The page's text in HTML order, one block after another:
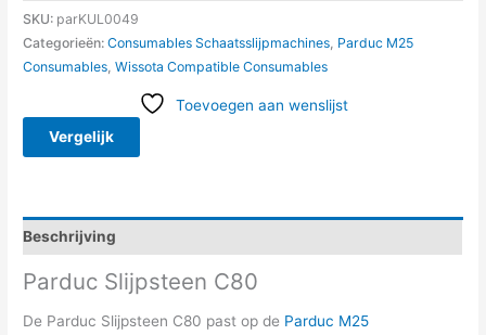
SKU: parKUL0049
Categorieën:Consumables Schaatsslijpmachines Parduc M25
Consumables ,Wissota Compatible Consumables
Toevoegen aan wenslijst
Vergelijk
Beschrijving
Parduc Slijpsteen C80
De Parduc Slijpsteen C80 past op de Parduc M25